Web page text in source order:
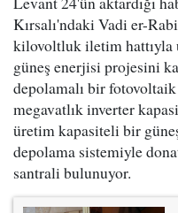
Kırsalı'ndaki Vadi er-
kilovoltluk iletim hattıyla
güneş enerjisi projesini
depolamalı bir
megavatlık inverter
üretim kapasiteli bir
depolama sistemiyle
santrali bulunuyor.